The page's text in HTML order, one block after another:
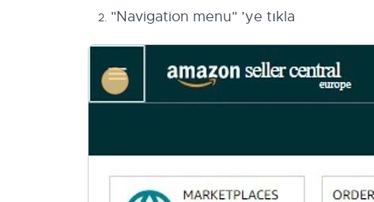
"Navigation menu" ’ye tıkla